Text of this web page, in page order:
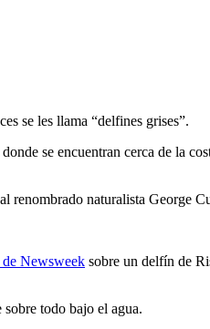
se les llama “delfines grises”.
se encuentran cerca de la
renombrado naturalista George
Newsweek sobre un delfín de
todo bajo el agua.